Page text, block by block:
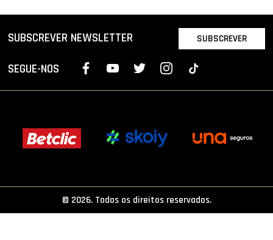
LIGA BETCLIC FEMININA
SUBSCREVER NEWSLETTER SUBSCREVER
SEGUE-NOS
© 2026. Todos os direitos reservados.